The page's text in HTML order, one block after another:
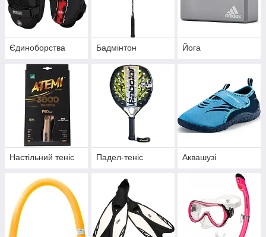
Єдиноборства Бадмінтон Йога
Настільний теніс Падел-теніс Аквашузі